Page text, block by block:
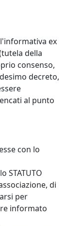
ex
della
consenso,
decreto,
al punto
con lo
STATUTO
di
per
informato